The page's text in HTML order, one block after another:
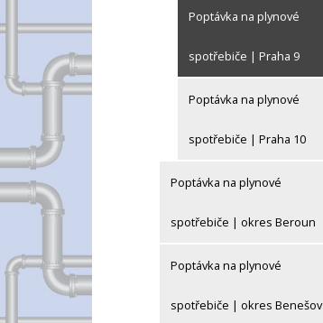
Poptávka na plynové
spotřebiče | Praha 9
Poptávka na plynové
spotřebiče | Praha 10
Poptávka na plynové
spotřebiče | okres Beroun
Poptávka na plynové
spotřebiče | okres Benešov